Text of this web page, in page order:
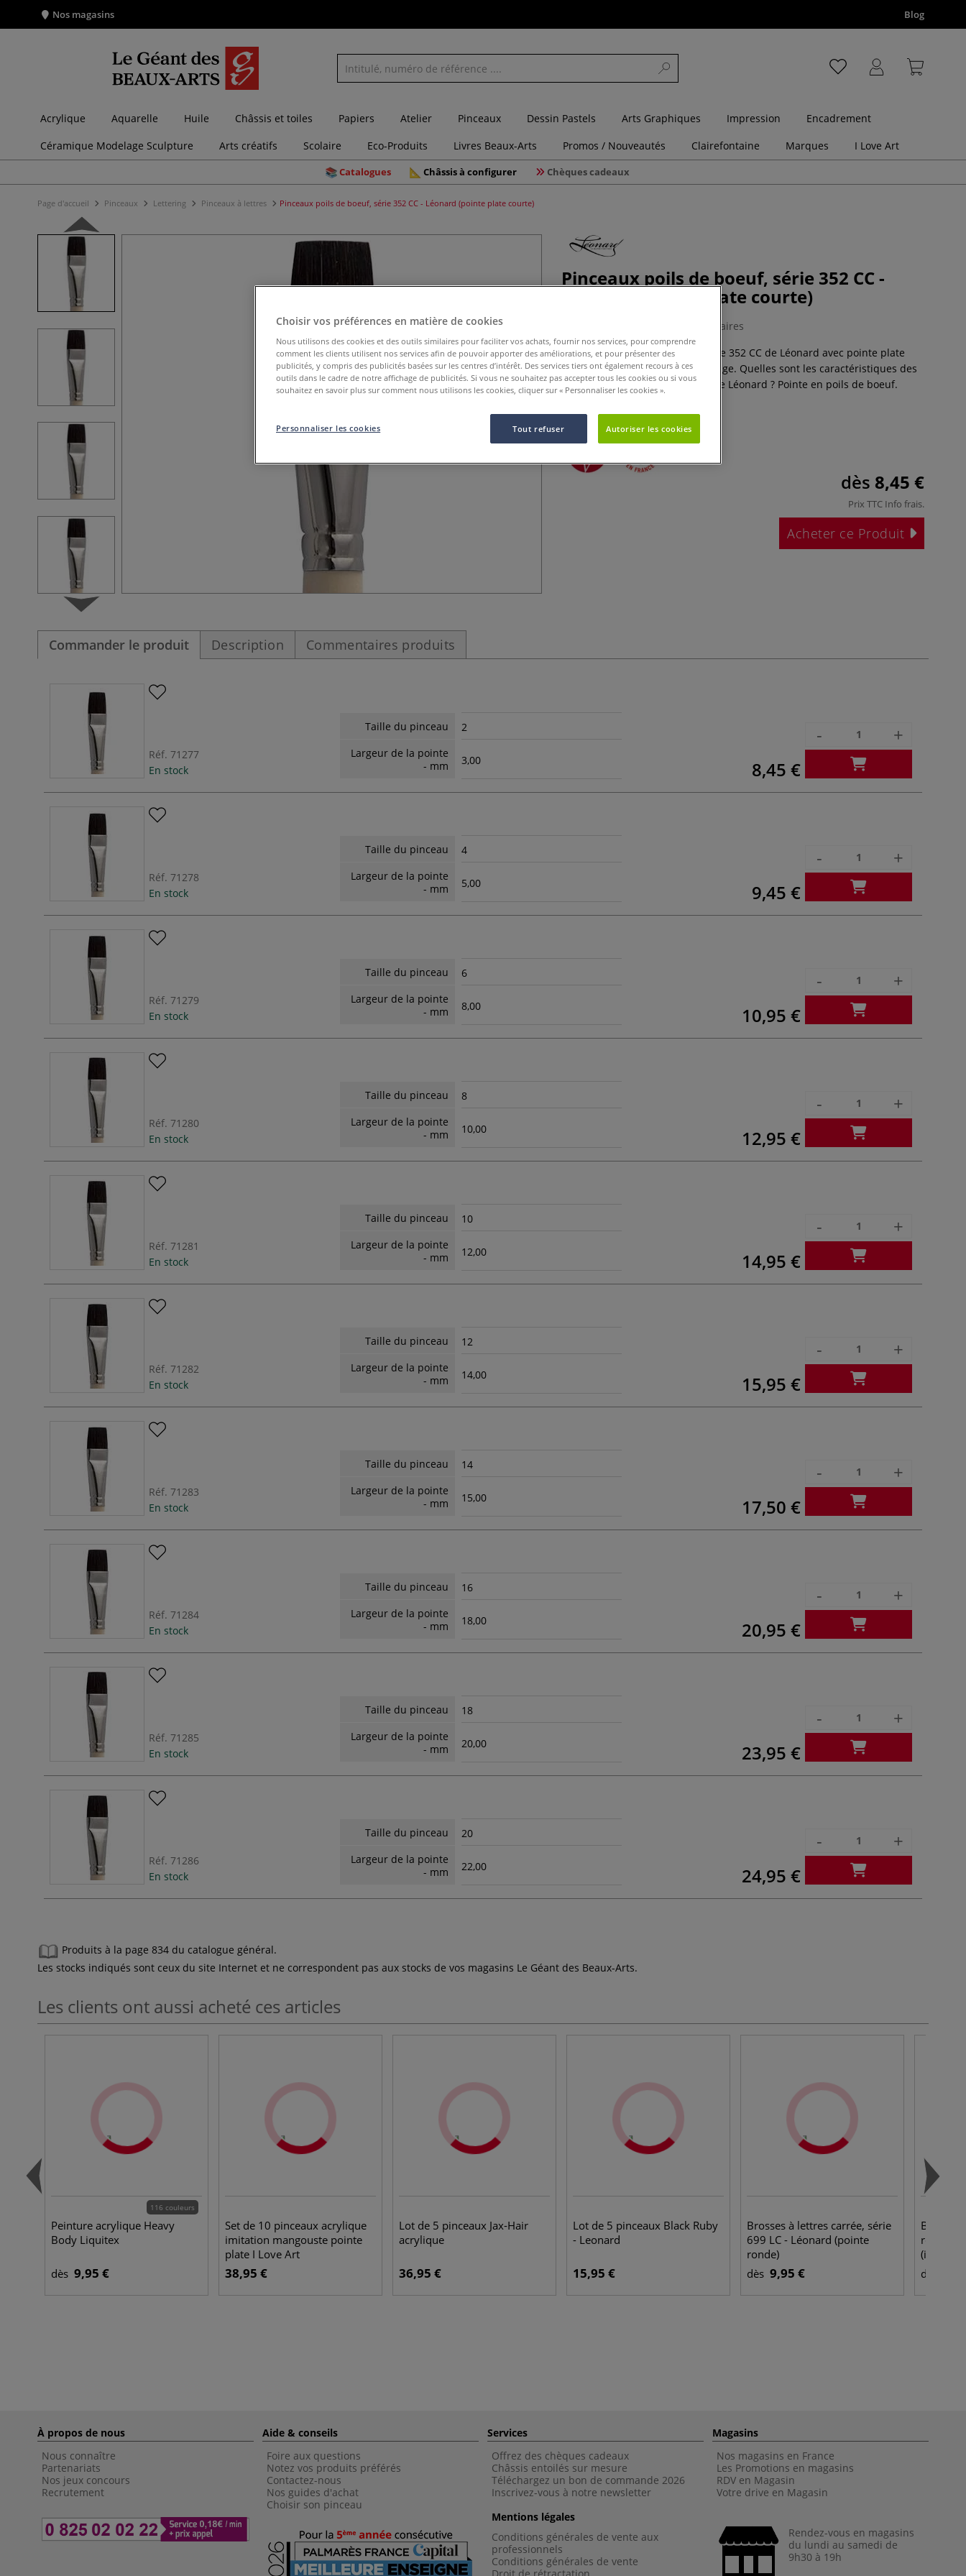
Nos magasins Blog
Acrylique Aquarelle Huile Châssis et toiles Papiers Atelier Pinceaux Dessin Pastels Arts Graphiques Impression
Encadrement
Céramique Modelage Sculpture
Arts créatifs Scolaire Eco-Produits Livres Beaux-Arts Promos / Nouveautés Clairefontaine Marques I Love Art
Catalogues Châssis à configurer Chèques cadeaux
Page d'accueil Pinceaux Lettering Pinceaux à lettres Pinceaux poils de boeuf, série 352 CC - Léonard (pointe plate courte)
Pinceaux poils de boeuf, série 352 CC -
Léonard (pointe plate courte)
0 Commentaires
Ces pinceaux poils de boeuf, série 352 CC de Léonard avec pointe plate
courte sont parfaits pour le lettrage. Quelles sont les caractéristiques des
pinceaux à lettres série 352 CC de Léonard ? Pointe en poils de boeuf.
dès 8,45 €
Prix TTC Info frais.
Acheter ce Produit
Commander le produit Description Commentaires produits
Réf. 71277
En stock
Taille du pinceau
2
Largeur de la pointe
- mm
3,00 8,45 €
- +
Réf. 71278
En stock
Taille du pinceau
4
Largeur de la pointe
- mm
5,00 9,45 €
- +
Réf. 71279
En stock
Taille du pinceau
6
Largeur de la pointe
- mm
8,00 10,95 €
- +
Réf. 71280
En stock
Taille du pinceau
8
Largeur de la pointe
- mm
10,00 12,95 €
- +
Réf. 71281
En stock
Taille du pinceau
10
Largeur de la pointe
- mm
12,00 14,95 €
- +
Réf. 71282
En stock
Taille du pinceau
12
Largeur de la pointe
- mm
14,00 15,95 €
- +
Réf. 71283
En stock
Taille du pinceau
14
Largeur de la pointe
- mm
15,00 17,50 €
- +
Réf. 71284
En stock
Taille du pinceau
16
Largeur de la pointe
- mm
18,00 20,95 €
- +
Réf. 71285
En stock
Taille du pinceau
18
Largeur de la pointe
- mm
20,00 23,95 €
- +
Réf. 71286
En stock
Taille du pinceau
20
Largeur de la pointe
- mm
22,00 24,95 €
- +
Produits à la page 834 du catalogue général.
Les stocks indiqués sont ceux du site Internet et ne correspondent pas aux stocks de vos magasins Le Géant des Beaux-Arts.
Les clients ont aussi acheté ces articles
116 couleurs
Peinture acrylique Heavy
Body Liquitex
dès 9,95 €
Set de 10 pinceaux acrylique
imitation mangouste pointe
plate I Love Art
38,95 €
Lot de 5 pinceaux Jax-Hair
acrylique
36,95 €
Lot de 5 pinceaux Black Ruby
- Leonard
15,95 €
Brosses à lettres carrée, série
699 LC - Léonard (pointe
ronde)
dès 9,95 €
Brosse
ronde,
dès
À propos de nous
Nous connaître
Partenariats
Nos jeux concours
Recrutement
Aide & conseils
Foire aux questions
Notez vos produits préférés
Contactez-nous
Nos guides d'achat
Choisir son pinceau
Services
Offrez des chèques cadeaux
Châssis entoilés sur mesure
Téléchargez un bon de commande 2026
Inscrivez-vous à notre newsletter
Mentions légales
Conditions générales de vente aux
professionnels
Conditions générales de vente
Magasins
Nos magasins en France
Les Promotions en magasins
RDV en Magasin
Votre drive en Magasin
Rendez-vous en magasins
du lundi au samedi de
9h30 à 19h
Choisir vos préférences en matière de cookies
Nous utilisons des cookies et des outils similaires pour faciliter vos achats, fournir nos services, pour comprendre
comment les clients utilisent nos services afin de pouvoir apporter des améliorations, et pour présenter des
publicités, y compris des publicités basées sur les centres d’intérêt. Des services tiers ont également recours à ces
outils dans le cadre de notre affichage de publicités. Si vous ne souhaitez pas accepter tous les cookies ou si vous
souhaitez en savoir plus sur comment nous utilisons les cookies, cliquer sur « Personnaliser les cookies ».
Tout refuser Autoriser les cookies
Personnaliser les cookies